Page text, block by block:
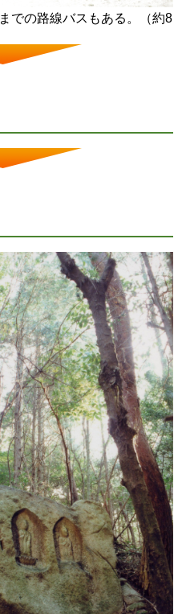
までの路線バスもある。（約8